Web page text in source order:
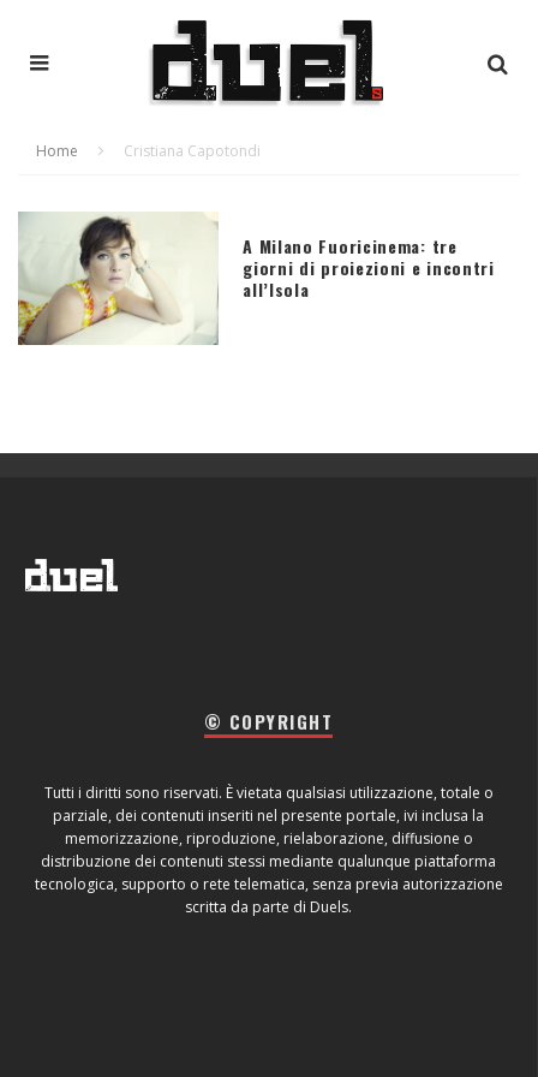
Home Cristiana Capotondi
A Milano Fuoricinema: tre
giorni di proiezioni e incontri
all’Isola
© COPYRIGHT
Tutti i diritti sono riservati. È vietata qualsiasi utilizzazione, totale o
parziale, dei contenuti inseriti nel presente portale, ivi inclusa la
memorizzazione, riproduzione, rielaborazione, diffusione o
distribuzione dei contenuti stessi mediante qualunque piattaforma
tecnologica, supporto o rete telematica, senza previa autorizzazione
scritta da parte di Duels.